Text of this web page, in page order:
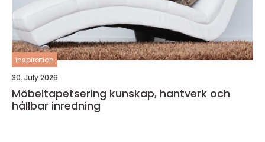
inspiration
30. July 2026
Möbeltapetsering kunskap, hantverk och
hållbar inredning